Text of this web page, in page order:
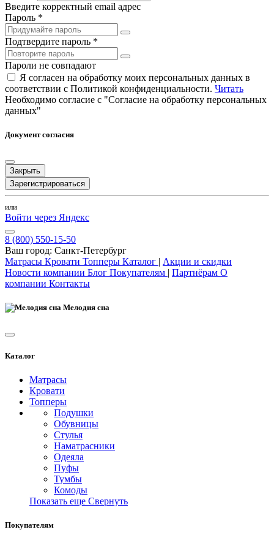
Введите корректный email адрес
Пароль *
Подтвердите пароль *
Пароли не совпадают
Я согласен на обработку моих персональных данных в
соответствии с Политикой конфиденциальности. Читать
Необходимо согласие с "Согласие на обработку персональных
данных"
Документ согласия
Закрыть
Зарегистрироваться
или
Войти через Яндекс
8 (800) 550-15-50
Ваш город: Санкт-Петербург
Матрасы Кровати Топперы Каталог | Акции и скидки
Новости компании Блог Покупателям | Партнёрам О
компании Контакты
Мелодия сна
Каталог
Матрасы
Кровати
Топперы
Подушки
Обувницы
Стулья
Наматрасники
Одеяла
Пуфы
Тумбы
Комоды
Показать еще Свернуть
Покупателям